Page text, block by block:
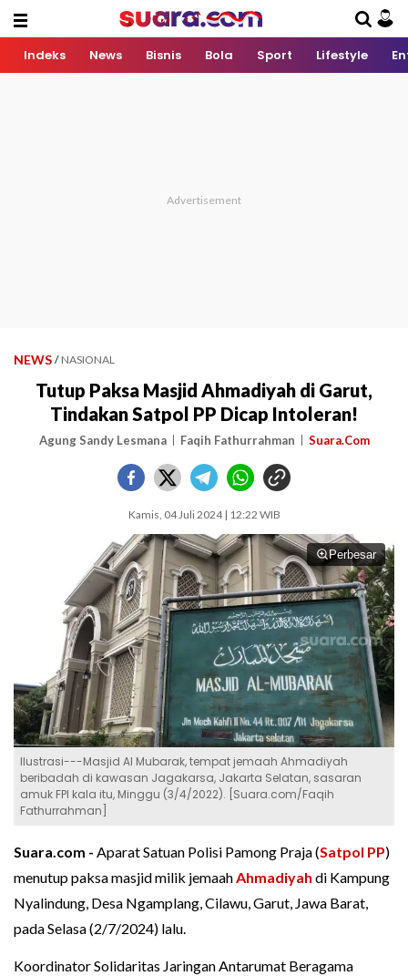
Indeks News Bisnis Bola Sport Lifestyle
NEWS / NASIONAL
Tutup Paksa Masjid Ahmadiyah di Garut,
Tindakan Satpol PP Dicap Intoleran!
Agung Sandy Lesmana Faqih Fathurrahman Suara.Com
Kamis, 04 Juli 2024 | 12:22 WIB
Perbesar
Ilustrasi---Masjid Al Mubarak, tempat jemaah Ahmadiyah
beribadah di kawasan Jagakarsa, Jakarta Selatan, sasaran
amuk FPI kala itu, Minggu (3/4/2022). [Suara.com/Faqih
Fathurrahman]
Suara.com - Aparat Satuan Polisi Pamong Praja (Satpol PP)
menutup paksa masjid milik jemaahAhmadiyah di Kampung
Nyalindung, Desa Ngamplang, Cilawu, Garut, Jawa Barat,
pada Selasa (2/7/2024) lalu.
Koordinator Solidaritas Jaringan Antarumat Beragama